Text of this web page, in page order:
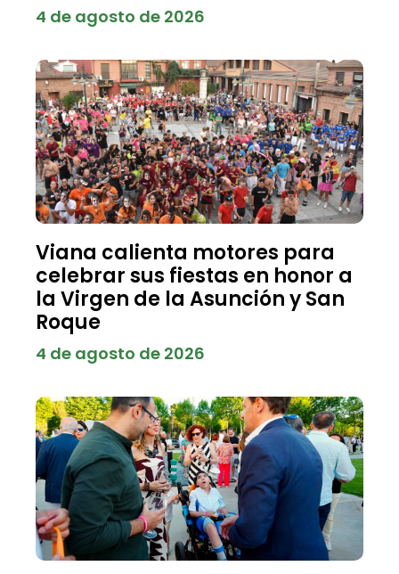
4 de agosto de 2026
Viana calienta motores para
celebrar sus fiestas en honor a
la Virgen de la Asunción y San
Roque
4 de agosto de 2026